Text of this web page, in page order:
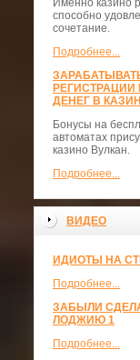
Именно казино
способно
сочетание.
Подробнее...
ДЕНЕГ В
Бонусы на
автоматах
казино Вулкан.
Подробнее...
ВИДЕО
ИДИОТЫ НА
Подробнее...
ЗАБЫЛИ
ЛОДЖИЮ 1
Подробнее...